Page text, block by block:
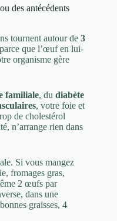
des antécédents
tournent autour de 3
que l’œuf en lui-
organisme gère
familiale, du diabète
, votre foie et
de cholestérol
n’arrange rien dans
Si vous mangez
fromages gras,
2 œufs par
dans une
graisses, 4